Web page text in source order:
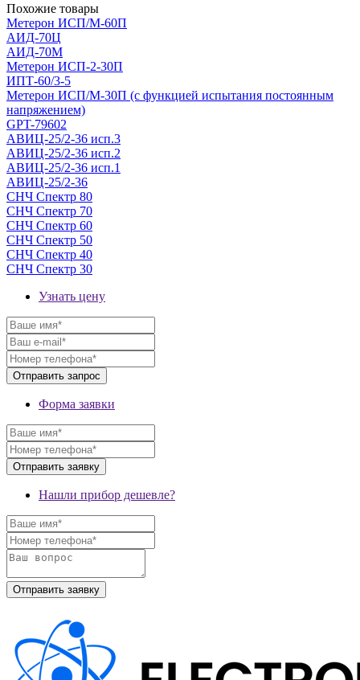
Похожие товары
Метерон ИСП/М-60П
АИД-70Ц
АИД-70М
Метерон ИСП-2-30П
ИПТ-60/3-5
Метерон ИСП/М-30П (с функцией испытания постоянным
напряжением)
GPT-79602
АВИЦ-25/2-36 исп.3
АВИЦ-25/2-36 исп.2
АВИЦ-25/2-36 исп.1
АВИЦ-25/2-36
СНЧ Спектр 80
СНЧ Спектр 70
СНЧ Спектр 60
СНЧ Спектр 50
СНЧ Спектр 40
СНЧ Спектр 30
Узнать цену
Форма заявки
Нашли прибор дешевле?